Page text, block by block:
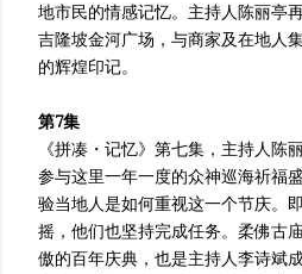
地市民的情感记忆。主持人陈丽亭
吉隆坡金河广场，与商家及在地人
的辉煌印记。
第7集
《拼凑・记忆》第七集，主持人陈
参与这里一年一度的众神巡海祈福
验当地人是如何重视这一个节庆。
摇，他们也坚持完成任务。柔佛古
傲的百年庆典，也是主持人李诗斌